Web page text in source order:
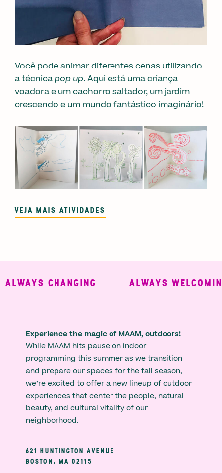
Você pode animar diferentes cenas utilizando
a técnicapop up. Aqui está uma criança
voadora e um cachorro saltador, um jardim
crescendo e um mundo fantástico imaginário!
VEJA MAIS ATIVIDADES
CHANGING ALWAYS WELCOMING
Experience the magic of MAAM, outdoors!
While MAAM hits pause on indoor
programming this summer as we transition
and prepare our spaces for the fall season,
we’re excited to offer a new lineup of outdoor
experiences that center the people, natural
beauty, and cultural vitality of our
neighborhood.
621 HUNTINGTON AVENUE
BOSTON, MA 02115